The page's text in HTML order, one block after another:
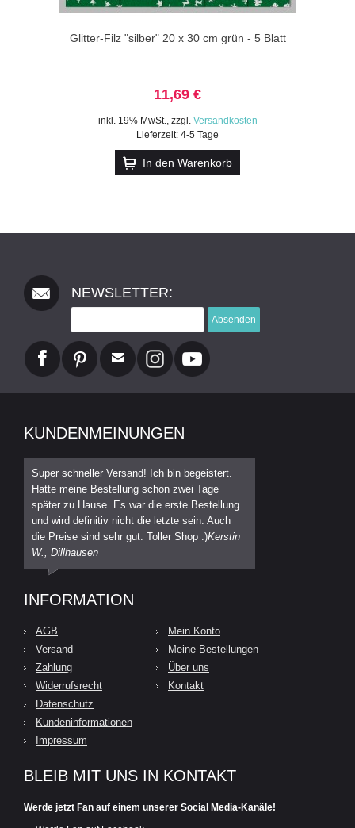
Glitter-Filz "silber" 20 x 30 cm grün - 5 Blatt
11,69 €
inkl. 19% MwSt., zzgl. Versandkosten
Lieferzeit: 4-5 Tage
In den Warenkorb
NEWSLETTER:
Absenden
KUNDENMEINUNGEN
Super schneller Versand! Ich bin begeistert.
Hatte meine Bestellung schon zwei Tage
später zu Hause. Es war die erste Bestellung
und wird definitiv nicht die letzte sein. Auch
die Preise sind sehr gut. Toller Shop :)Kerstin
W., Dillhausen
INFORMATION
AGB
Versand
Zahlung
Widerrufsrecht
Datenschutz
Kundeninformationen
Impressum
Mein Konto
Meine Bestellungen
Über uns
Kontakt
BLEIB MIT UNS IN KONTAKT
Werde jetzt Fan auf einem unserer Social Media-Kanäle!